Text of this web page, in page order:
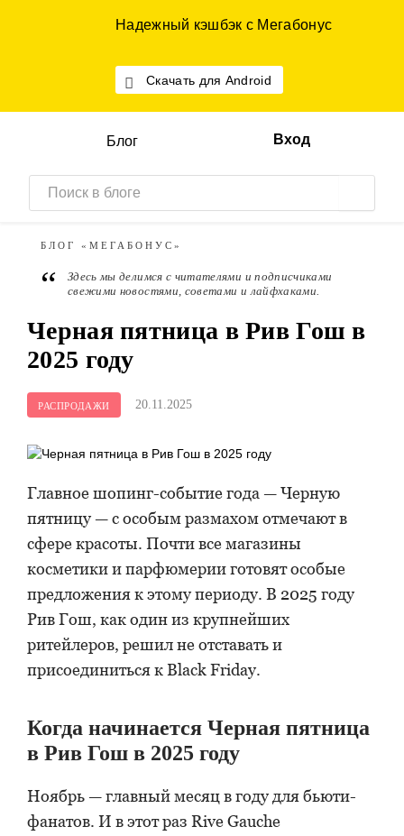
Надежный кэшбэк с Мегабонус
Скачать для Android
Блог Вход
БЛОГ «МЕГАБОНУС»
“
Здесь мы делимся с читателями и подписчиками
свежими новостями, советами и лайфхаками.
Черная пятница в Рив Гош в
2025 году
РАСПРОДАЖИ 20.11.2025
Главное шопинг-событие года — Черную
пятницу — с особым размахом отмечают в
сфере красоты. Почти все магазины
косметики и парфюмерии готовят особые
предложения к этому периоду. В 2025 году
Рив Гош, как один из крупнейших
ритейлеров, решил не отставать и
присоединиться к Black Friday.
Когда начинается Черная пятница
в Рив Гош в 2025 году
Ноябрь — главный месяц в году для бьюти-
фанатов. И в этот раз Rive Gauche